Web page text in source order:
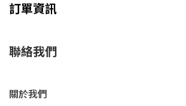
訂單資訊
聯絡我們
關於我們